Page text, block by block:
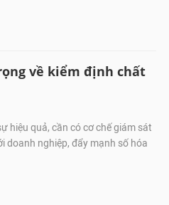
về kiểm định chất
hiệu quả, cần có cơ chế giám sát
doanh nghiệp, đẩy mạnh số hóa